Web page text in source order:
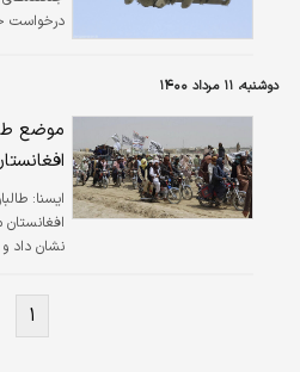
دوشنبه، ۱۱ مرداد ۱۴۰۰
موضع
ایسنا:
۱